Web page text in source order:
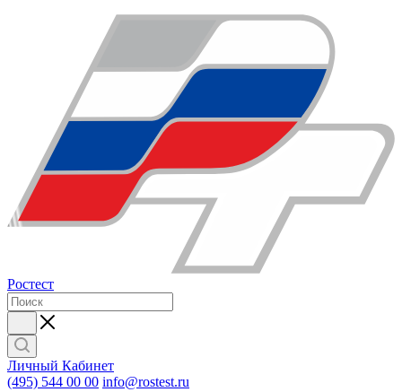
Ростест
Личный Кабинет
(495) 544 00 00 info@rostest.ru